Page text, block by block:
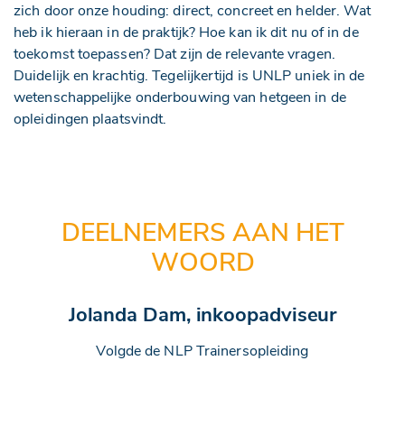
zich door onze houding: direct, concreet en helder. Wat
heb ik hieraan in de praktijk? Hoe kan ik dit nu of in de
toekomst toepassen? Dat zijn de relevante vragen.
Duidelijk en krachtig. Tegelijkertijd is UNLP uniek in de
wetenschappelijke onderbouwing van hetgeen in de
opleidingen plaatsvindt.
DEELNEMERS AAN HET
WOORD
Jolanda Dam, inkoopadviseur
Volgde de NLP Trainersopleiding